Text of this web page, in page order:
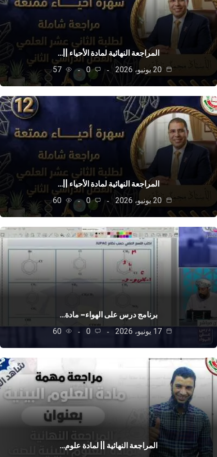
المراجعة النهائية لمادة الأحياء ||…
0
57
المراجعة النهائية لمادة الأحياء ||…
0
60
برنامج درس على الهواء– مادة…
0
60
المراجعة النهائية || لمادة علوم…